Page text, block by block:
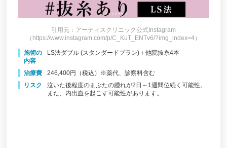
引用元：アーティスクリニック公式Instagram
（https://www.instagram.com/p/C_KuT_ENTv6/?img_index=4）
施術の
内容
LS法ダブル (スタンダードプラン)＋他院抜糸4本
治療費
246,400円（税込）※薬代、診察料含む
リスク
泣いた後程度のまぶたの腫れが2日～1週間位続く可能性。
また、内出血を起こす可能性があります。